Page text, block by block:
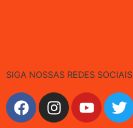
SIGA NOSSAS REDES SOCIAIS
F
a
I
n
Y
o
T
w